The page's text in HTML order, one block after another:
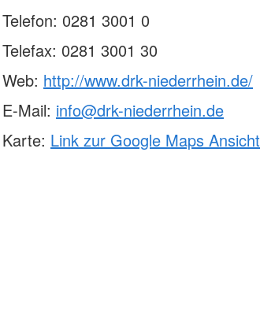
Telefon: 0281 3001 0
Telefax: 0281 3001 30
Web: http://www.drk-niederrhein.de/
E-Mail: info@drk-niederrhein.de
Karte: Link zur Google Maps Ansicht